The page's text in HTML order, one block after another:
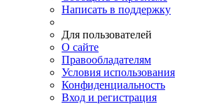
Написать в поддержку
Для пользователей
О сайте
Правообладателям
Условия использования
Конфиденциальность
Вход и регистрация